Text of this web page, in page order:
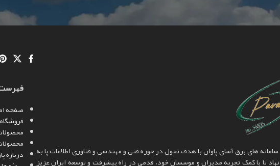
های برق آسای پاوان با هدف تحول در حوزه فنی و مهندسی و فناوری اطلاعات پا به
تا با کمک تجربه مدیران و موسسان خود، قدمی در راه پیشرفت و توسعه ایران عزیز
صفحه
درباره